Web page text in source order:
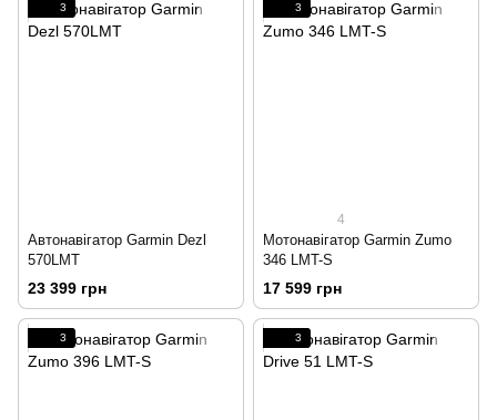
3
Автонавігатор Garmin Dezl
570LMT
23 399 грн
3
4
Мотонавігатор Garmin Zumo
346 LMT-S
17 599 грн
3 3